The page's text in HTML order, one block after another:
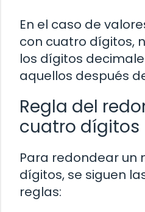
En el caso de
con cuatro dígitos,
los dígitos
aquellos después
Regla del
cuatro dígitos
Para redondear un
dígitos, se siguen
reglas: